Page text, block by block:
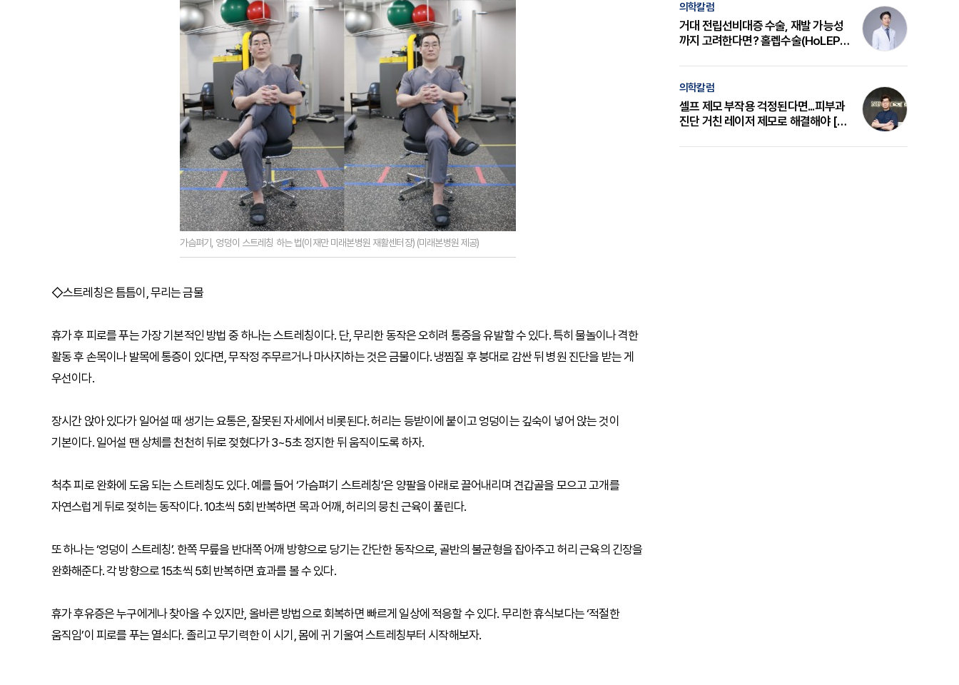
가슴펴기, 엉덩이 스트레칭 하는 법(이재만 미래본병원 재활센터장) (미래본병원 제공)
◇스트레칭은 틈틈이, 무리는 금물
휴가 후 피로를 푸는 가장 기본적인 방법 중 하나는 스트레칭이다. 단, 무리한 동작은 오히려 통증을 유발할 수 있다. 특히 물놀이나 격한
활동 후 손목이나 발목에 통증이 있다면, 무작정 주무르거나 마사지하는 것은 금물이다. 냉찜질 후 붕대로 감싼 뒤 병원 진단을 받는 게
우선이다.
장시간 앉아 있다가 일어설 때 생기는 요통은, 잘못된 자세에서 비롯된다. 허리는 등받이에 붙이고 엉덩이는 깊숙이 넣어 앉는 것이
기본이다. 일어설 땐 상체를 천천히 뒤로 젖혔다가 3~5초 정지한 뒤 움직이도록 하자.
척추 피로 완화에 도움 되는 스트레칭도 있다. 예를 들어 ‘가슴펴기 스트레칭’은 양팔을 아래로 끌어내리며 견갑골을 모으고 고개를
자연스럽게 뒤로 젖히는 동작이다. 10초씩 5회 반복하면 목과 어깨, 허리의 뭉친 근육이 풀린다.
또 하나는 ‘엉덩이 스트레칭’. 한쪽 무릎을 반대쪽 어깨 방향으로 당기는 간단한 동작으로, 골반의 불균형을 잡아주고 허리 근육의 긴장을
완화해준다. 각 방향으로 15초씩 5회 반복하면 효과를 볼 수 있다.
휴가 후유증은 누구에게나 찾아올 수 있지만, 올바른 방법으로 회복하면 빠르게 일상에 적응할 수 있다. 무리한 휴식보다는 ‘적절한
움직임’이 피로를 푸는 열쇠다. 졸리고 무기력한 이 시기, 몸에 귀 기울여 스트레칭부터 시작해보자.
의학칼럼
거대 전립선비대증 수술, 재발 가능성
까지 고려한다면? 홀렙수술(HoLEP)
의학칼럼
셀프 제모 부작용 걱정된다면...피부과
진단 거친 레이저 제모로 해결해야 [변